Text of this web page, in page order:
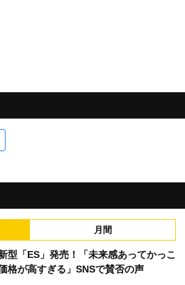
月間
型「ES」発売！「未来感あってかっこ
格が高すぎる」SNSで賛否の声